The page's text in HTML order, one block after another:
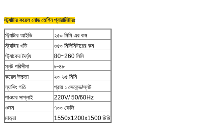
স্ট্যাটার কয়েল নোড মেশিন প্যারামিটারঃ
স্ট্যাটার আইডি
২৫০ মিমি এর কম
স্ট্যাটার ওডি
৩৫০ মিলিমিটারের কম
স্ট্যাকের দৈর্ঘ্য
80~260 মিমি
স্লট পরিসীমা
৮-৪৮
কয়েল উচ্চতা
২০-৬৫ মিমি
ল্যাসিং গতি
প্রায় ১ সেকেন্ড/স্লট
পাওয়ার সাপ্লাই
220V/ 50/60Hz
ওজন
৭০০ কেজি
মাত্রা
1550x1200x1500 মিমি